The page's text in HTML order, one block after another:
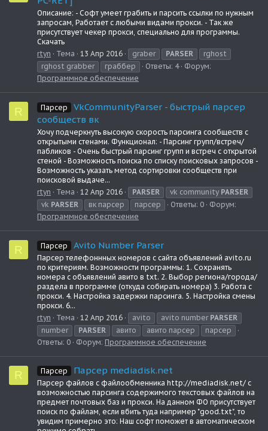
Описание: - Софт умеет грабить и парсить ссылки по нужным
запросам, Работает с любыми видами прокси. - Так же
присутствует чекер прокси, специально для программы.
Скачать
rtyn
Тема 13 Апр 2016 graber PARSER
rghost
rghost grabber
граббер Ответы: 4
Форум:
Программное обеспечение
R Парсер
VkCommunityParser - быстрый парсер
сообществ вк
Хочу подчеркнуть высокую скорость парсинга сообществ с
открытыми стенами. Функционал: - Парсинг групп/встреч/
пабликов - Очень быстрый парсинг групп и встреч с открытой
стеной - Возможность поиска по списку поисковых запросов -
Возможность указать метод сортировки сообществ при
поисковой выдаче...
rtyn
Тема 12 Апр 2016 PARSER vk community PARSER
vk PARSER вк парсер парсер Ответы: 0
Форум:
Программное обеспечение
R Парсер Avito Number Parser
Парсер телефоннных номеров с сайта объявлений avito.ru
по критериям. Возможности программы: 1. Сохранять
номера с объявлений авито в txt. 2. Выбор региона/города/
раздела в программе (откуда собирать номера) 3. Работа с
прокси. 4. Настройка задержки парсинга. 5. Настройка смены
прокси. 6...
rtyn
Тема 12 Апр 2016 avito avito number PARSER
number
PARSER авито авито парсер
парсер
Ответы: 0
Форум: Программное обеспечение
R Парсер Парсер mediadisk.net
Парсер файлов с файлообменника http://mediadisk.net/ с
возможностью парсинга содержимого текстовых файлов на
предмет почтовых баз и прокси. На данном ФО присутствует
поиск по файлам, если вбить туда например "good.txt", то
увидим примерно это: Наш софт поможет в автоматическом